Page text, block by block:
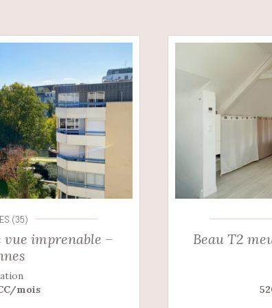
(35)
vue imprenable –
mois
Beau T2